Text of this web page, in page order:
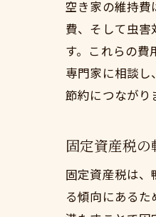
空き家の維持費
費、そして虫
す。これらの費
専門家に相談
節約につながり
固定資産税
固定資産税は
る傾向にある